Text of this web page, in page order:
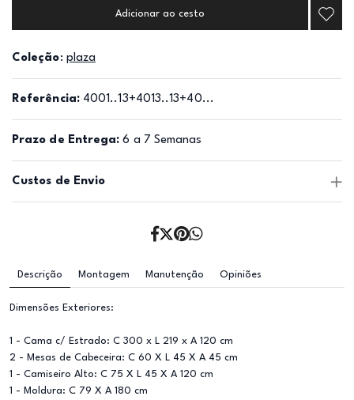
Adicionar ao cesto
Coleção: plaza
Referência: 4001..13+4013..13+40...
Prazo de Entrega: 6 a 7 Semanas
Custos de Envio
Descrição Montagem Manutenção Opiniões
Dimensões Exteriores:
1 - Cama c/ Estrado: C 300 x L 219 x A 120 cm
2 - Mesas de Cabeceira: C 60 X L 45 X A 45 cm
1 - Camiseiro Alto: C 75 X L 45 X A 120 cm
1 - Moldura: C 79 X A 180 cm